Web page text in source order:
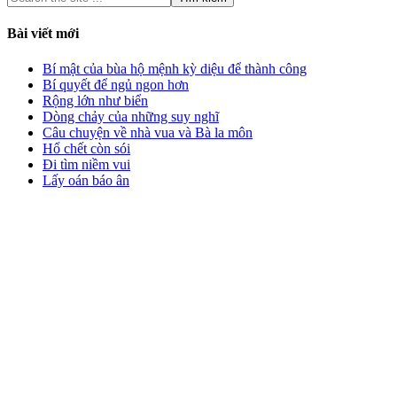
Bài viết mới
Bí mật của bùa hộ mệnh kỳ diệu để thành công
Bí quyết để ngủ ngon hơn
Rộng lớn như biển
Dòng chảy của những suy nghĩ
Câu chuyện về nhà vua và Bà la môn
Hổ chết còn sói
Đi tìm niềm vui
Lấy oán báo ân